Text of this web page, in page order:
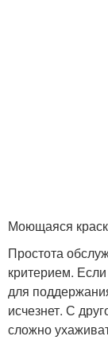
Моющаяся
Простота
критерием.
для
исчезнет. С
сложно